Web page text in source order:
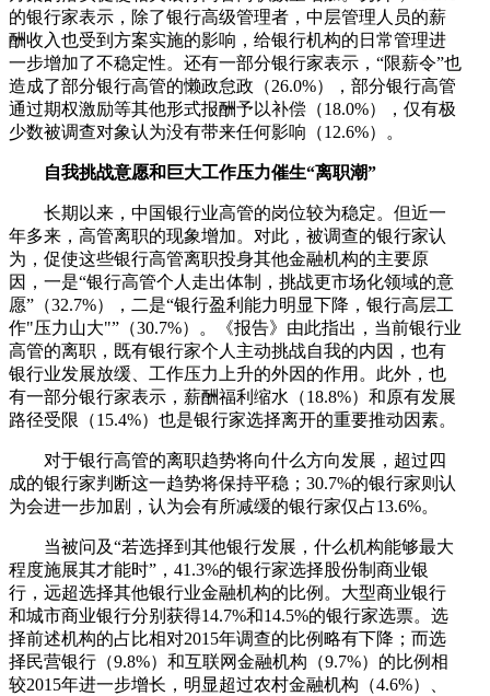
的银行家表示，除了银行高级管理者，中层管理人员的薪
酬收入也受到方案实施的影响，给银行机构的日常管理进
一步增加了不稳定性。还有一部分银行家表示，“限薪令”也
造成了部分银行高管的懒政怠政（26.0%），部分银行高管
通过期权激励等其他形式报酬予以补偿（18.0%），仅有极
少数被调查对象认为没有带来任何影响（12.6%）。
自我挑战意愿和巨大工作压力催生“离职潮”
长期以来，中国银行业高管的岗位较为稳定。但近一
年多来，高管离职的现象增加。对此，被调查的银行家认
为，促使这些银行高管离职投身其他金融机构的主要原
因，一是“银行高管个人走出体制，挑战更市场化领域的意
愿”（32.7%），二是“银行盈利能力明显下降，银行高层工
作"压力山大"”（30.7%）。《报告》由此指出，当前银行业
高管的离职，既有银行家个人主动挑战自我的内因，也有
银行业发展放缓、工作压力上升的外因的作用。此外，也
有一部分银行家表示，薪酬福利缩水（18.8%）和原有发展
路径受限（15.4%）也是银行家选择离开的重要推动因素。
对于银行高管的离职趋势将向什么方向发展，超过四
成的银行家判断这一趋势将保持平稳；30.7%的银行家则认
为会进一步加剧，认为会有所减缓的银行家仅占13.6%。
当被问及“若选择到其他银行发展，什么机构能够最大
程度施展其才能时”，41.3%的银行家选择股份制商业银
行，远超选择其他银行业金融机构的比例。大型商业银行
和城市商业银行分别获得14.7%和14.5%的银行家选票。选
择前述机构的占比相对2015年调查的比例略有下降；而选
择民营银行（9.8%）和互联网金融机构（9.7%）的比例相
较2015年进一步增长，明显超过农村金融机构（4.6%）、